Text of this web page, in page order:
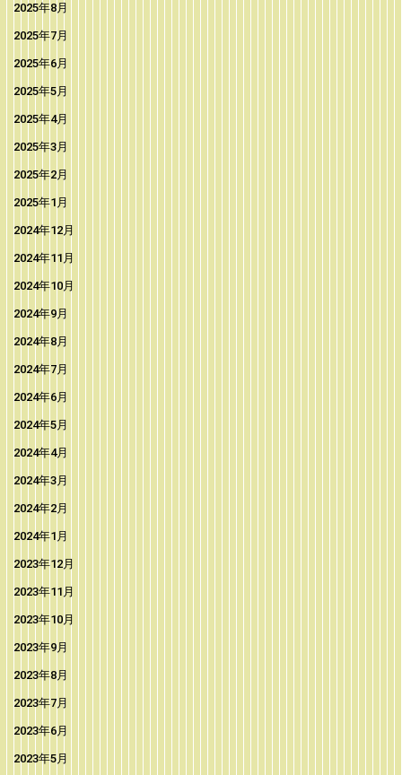
2025年8月
2025年7月
2025年6月
2025年5月
2025年4月
2025年3月
2025年2月
2025年1月
2024年12月
2024年11月
2024年10月
2024年9月
2024年8月
2024年7月
2024年6月
2024年5月
2024年4月
2024年3月
2024年2月
2024年1月
2023年12月
2023年11月
2023年10月
2023年9月
2023年8月
2023年7月
2023年6月
2023年5月